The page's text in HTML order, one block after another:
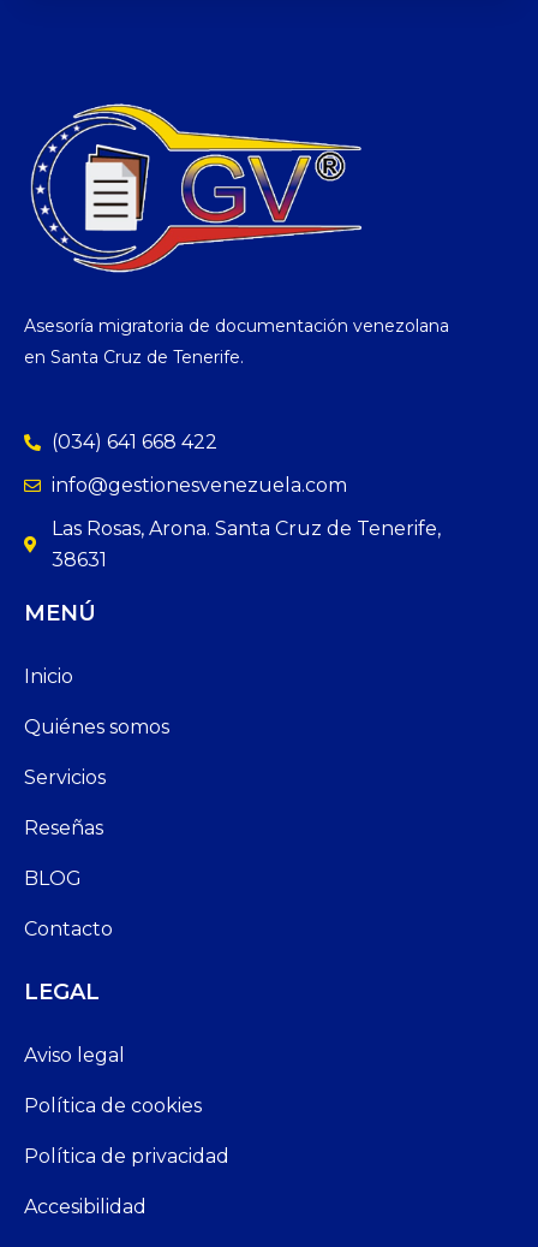
Asesoría migratoria de documentación venezolana
en Santa Cruz de Tenerife.
(034) 641 668 422
info@gestionesvenezuela.com
Las Rosas, Arona. Santa Cruz de Tenerife,
38631
MENÚ
Inicio
Quiénes somos
Servicios
Reseñas
BLOG
Contacto
LEGAL
Aviso legal
Política de cookies
Política de privacidad
Accesibilidad